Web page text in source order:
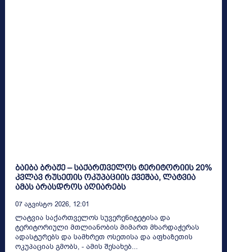
ბაიბა ბრაჟე – საქართველოს ტერიტორიის 20%
კვლავ რუსეთის ოკუპაციის ქვეშაა, ლატვია
ამას არასდროს აღიარებს
07 Აგვისტო 2026, 12:01
ლატვია საქართველოს სუვერენიტეტისა და
ტერიტორიული მთლიანობის მიმართ მხარდაჭერას
ადასტურებს და სამხრეთ ოსეთისა და აფხაზეთის
ოკუპაციას გმობს, - ამის შესახებ...